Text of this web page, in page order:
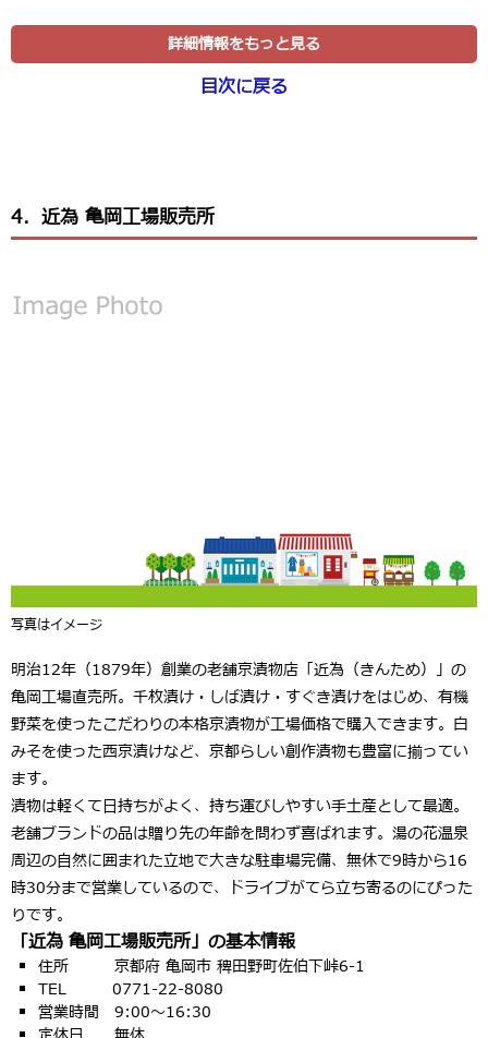
詳細情報をもっと見る
目次に戻る
4．近為 亀岡工場販売所
写真はイメージ
明治12年（1879年）創業の老舗京漬物店「近為（きんため） 」の
亀岡工場直売所。千枚漬け・しば漬け・すぐき漬けをはじめ、有機
野菜を使ったこだわりの本格京漬物が工場価格で購入できます。白
みそを使った西京漬けなど、京都らしい創作漬物も豊富に揃ってい
ます。
漬物は軽くて日持ちがよく、持ち運びしやすい手土産として最適。
老舗ブランドの品は贈り先の年齢を問わず喜ばれます。湯の花温泉
周辺の自然に囲まれた立地で大きな駐車場完備、無休で9時から16
時30分まで営業しているので、ドライブがてら立ち寄るのにぴった
りです。
「近為 亀岡工場販売所」の基本情報
住所 京都府 亀岡市 稗田野町佐伯下峠6-1
TEL 0771-22-8080
営業時間 9:00〜16:30